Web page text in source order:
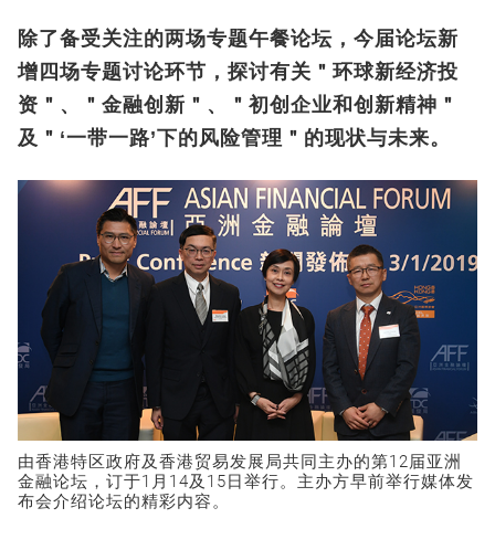
除了备受关注的两场专题午餐论坛，今届论坛新
增四场专题讨论环节，探讨有关＂环球新经济投
资＂、＂金融创新＂、＂初创企业和创新精神＂
及＂‘一带一路’下的风险管理＂的现状与未来。
由香港特区政府及香港贸易发展局共同主办的第12届亚洲
金融论坛，订于1月14及15日举行。主办方早前举行媒体发
布会介绍论坛的精彩内容。